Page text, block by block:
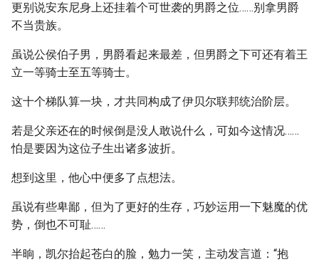
更别说安东尼身上还挂着个可世袭的男爵之位……别拿男爵
不当贵族。
虽说公侯伯子男，男爵看起来最差，但男爵之下可还有着王
立一等骑士至五等骑士。
这十个梯队算一块，才共同构成了伊贝尔联邦统治阶层。
若是父亲还在的时候倒是没人敢说什么，可如今这情况……
怕是要因为这位子生出诸多波折。
想到这里，他心中便多了点想法。
虽说有些卑鄙，但为了更好的生存，巧妙运用一下魅魔的优
势，倒也不可耻……
半晌，凯尔抬起苍白的脸，勉力一笑，主动发言道：“抱